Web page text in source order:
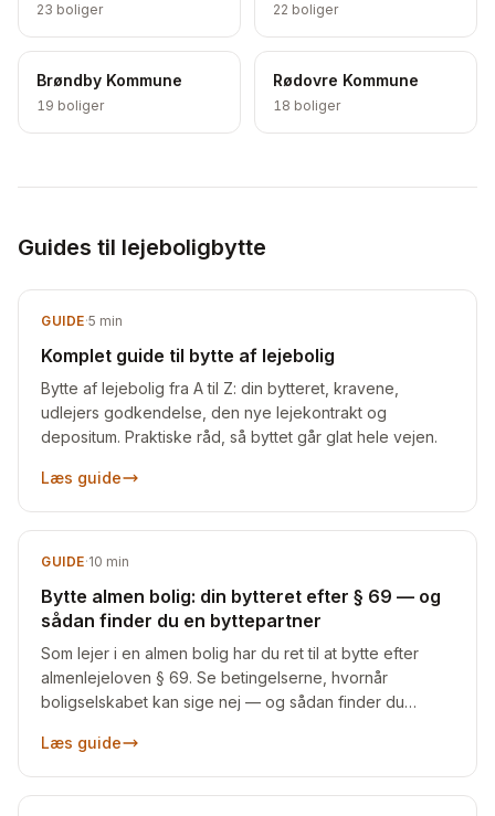
23 boliger 22 boliger
Brøndby Kommune
19 boliger
Rødovre Kommune
18 boliger
Guides til lejeboligbytte
GUIDE·5 min
Komplet guide til bytte af lejebolig
Bytte af lejebolig fra A til Z: din bytteret, kravene,
udlejers godkendelse, den nye lejekontrakt og
depositum. Praktiske råd, så byttet går glat hele vejen.
Læs guide
GUIDE·10 min
Bytte almen bolig: din bytteret efter § 69 — og
sådan finder du en byttepartner
Som lejer i en almen bolig har du ret til at bytte efter
almenlejeloven § 69. Se betingelserne, hvornår
boligselskabet kan sige nej — og sådan finder du
Læs guide